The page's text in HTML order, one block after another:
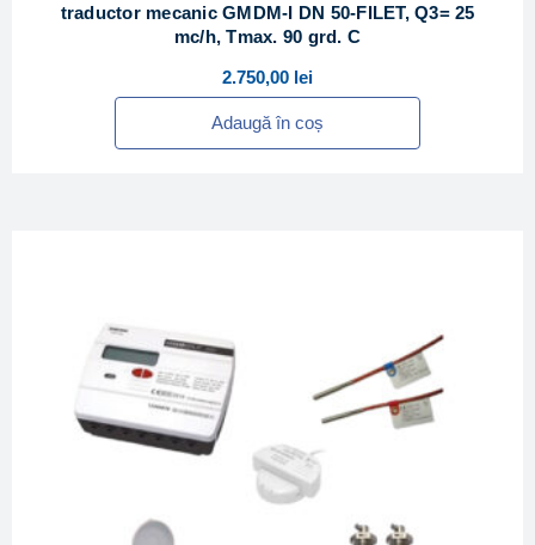
traductor mecanic GMDM-I DN 50-FILET, Q3= 25
mc/h, Tmax. 90 grd. C
2.750,00 lei
Adaugă în coș